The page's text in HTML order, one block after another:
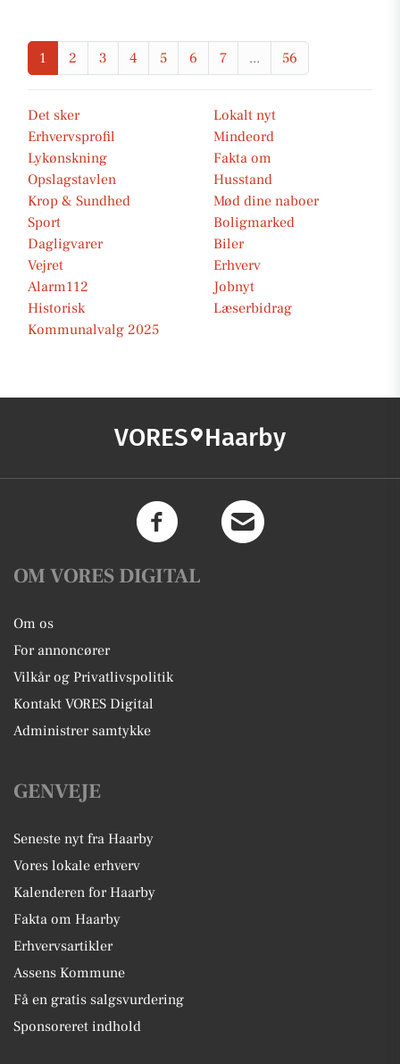
1 2 3 4 5 6 7 ... 56
Det sker
Lokalt nyt
Erhvervsprofil
Mindeord
Lykønskning
Fakta om
Opslagstavlen
Husstand
Krop & Sundhed
Mød dine naboer
Sport
Boligmarked
Dagligvarer
Biler
Vejret
Erhverv
Alarm112
Jobnyt
Historisk
Læserbidrag
Kommunalvalg 2025
VORES Haarby
OM VORES DIGITAL
Om os
For annoncører
Vilkår og Privatlivspolitik
Kontakt VORES Digital
Administrer samtykke
GENVEJE
Seneste nyt fra Haarby
Vores lokale erhverv
Kalenderen for Haarby
Fakta om Haarby
Erhvervsartikler
Assens Kommune
Få en gratis salgsvurdering
Sponsoreret indhold